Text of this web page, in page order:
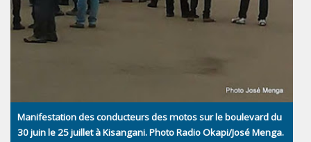
Manifestation des conducteurs des motos sur le boulevard du
30 juin le 25 juillet à Kisangani. Photo Radio Okapi/José Menga.